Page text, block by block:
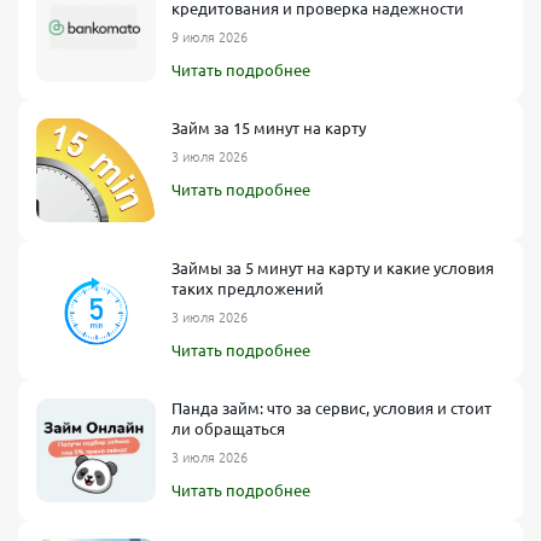
графика погашения.
отзывы» — это помогает выбрать надёжного кредитора.
Как оформить займ
Нажмите «Оформить», заполните анкету: ФИО, контакты,
паспортные данные.
Привяжите банковскую карту для зачисления и пройдите
проверку небольшой транзакцией.
Подпишите договор кодом из СМС в личном кабинете.
Ожидайте решение — обычно это 1–15 минут, сервисы
работают 24/7 в Стаханове.
После одобрения деньги автоматически зачисляются на
кредитования и проверка надежности
9 июля 2026
Читать подробнее
Займ за 15 минут на карту
3 июля 2026
Читать подробнее
Займы за 5 минут на карту и какие условия
таких предложений
3 июля 2026
Читать подробнее
Панда займ: что за сервис, условия и стоит
ли обращаться
3 июля 2026
Читать подробнее